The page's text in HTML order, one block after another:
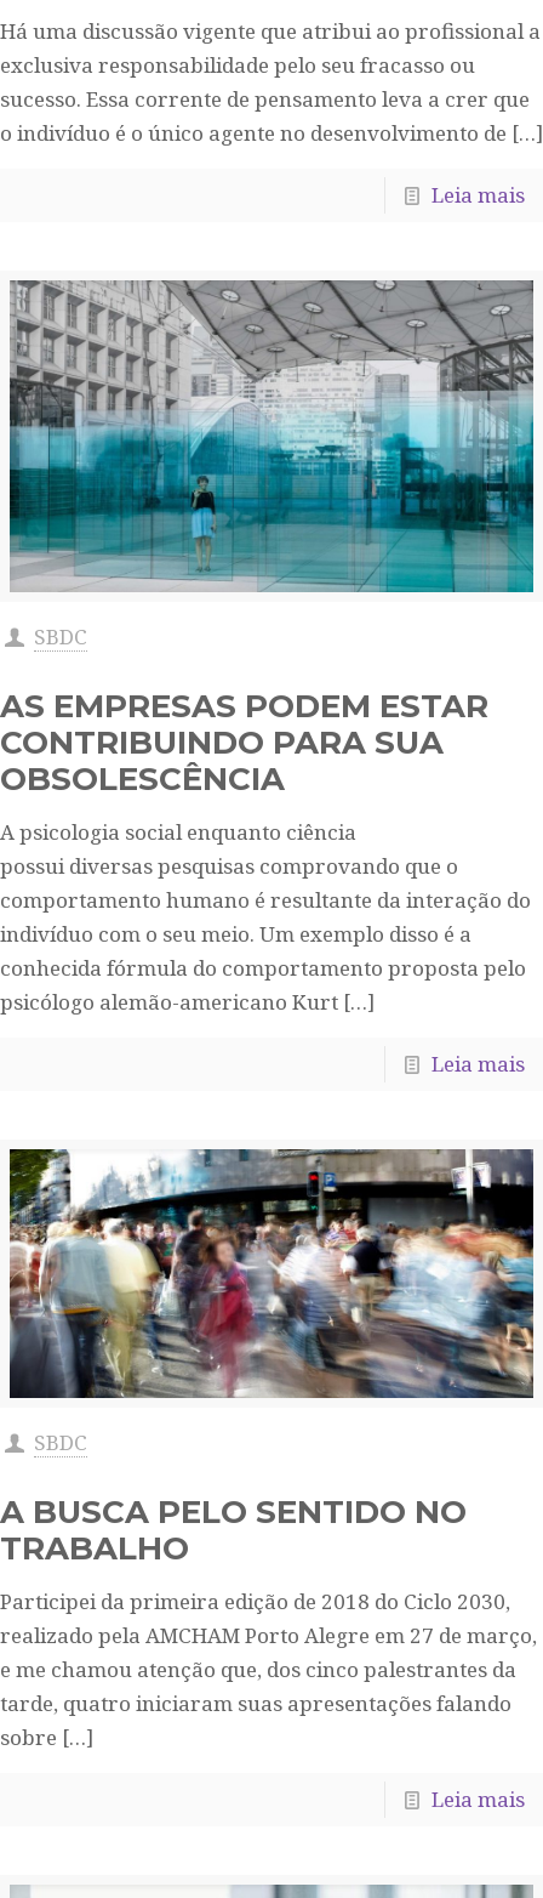
Há uma discussão vigente que atribui ao profissional a
exclusiva responsabilidade pelo seu fracasso ou
sucesso. Essa corrente de pensamento leva a crer que
o indivíduo é o único agente no desenvolvimento de […]
Leia mais
SBDC
AS EMPRESAS PODEM ESTAR
CONTRIBUINDO PARA SUA
OBSOLESCÊNCIA
A psicologia social enquanto ciência
possui diversas pesquisas comprovando que o
comportamento humano é resultante da interação do
indivíduo com o seu meio. Um exemplo disso é a
conhecida fórmula do comportamento proposta pelo
psicólogo alemão-americano Kurt […]
Leia mais
SBDC
A BUSCA PELO SENTIDO NO
TRABALHO
Participei da primeira edição de 2018 do Ciclo 2030,
realizado pela AMCHAM Porto Alegre em 27 de março,
e me chamou atenção que, dos cinco palestrantes da
tarde, quatro iniciaram suas apresentações falando
sobre […]
Leia mais